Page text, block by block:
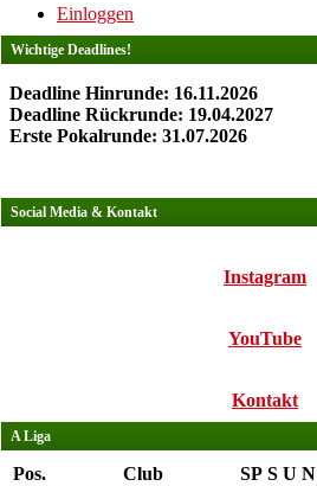
Einloggen
Wichtige Deadlines!
Deadline Hinrunde: 16.11.2026
Deadline Rückrunde: 19.04.2027
Erste Pokalrunde: 31.07.2026
Social Media & Kontakt
Instagram
YouTube
Kontakt
A Liga
Pos. Club SP S U N